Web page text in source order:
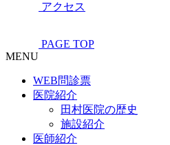
アクセス
PAGE TOP
MENU
WEB問診票
医院紹介
田村医院の歴史
施設紹介
医師紹介